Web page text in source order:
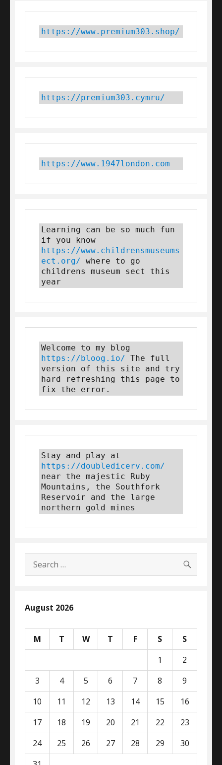
https://www.premium303.shop/
https://premium303.cymru/
https://www.1947london.com
Learning can be so much fun
https://www.childrensmuseums
ect.org/ where to go
childrens museum sect this
year
https://bloog.io/ The full
version of this site and try
hard refreshing this page to
fix the error.
https://doubledicerv.com/
near the majestic Ruby
Mountains, the Southfork
Reservoir and the large
northern gold mines
Search
for:
August 2026
M T W T F S
S
1
2
3
4 5 6 7 8
9
10
11 12 13 14 15
16
17
18 19 20 21 22
23
24
25 26 27 28 29
30